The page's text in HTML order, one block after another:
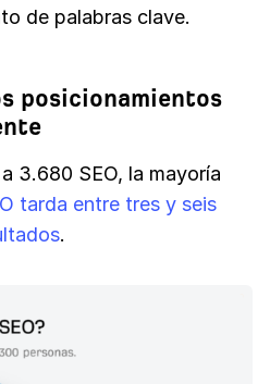
de palabras clave.
posicionamientos
3.680 SEO, la mayoría
tarda entre tres y seis
.